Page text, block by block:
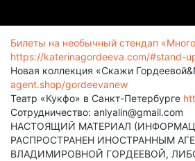
Билеты на необычный стендап
https://katerinagordeeva.com/#stand-
Новая коллекция «Скажи
agent.shop/gordeevanew
Театр «Кукфо» в Санкт-Петербурге
Сотрудничество: anlyalin@gmail.com
НАСТОЯЩИЙ МАТЕРИАЛ
РАСПРОСТРАНЕН ИНОСТРАННЫМ
ВЛАДИМИРОВНОЙ ГОРДЕЕВОЙ,